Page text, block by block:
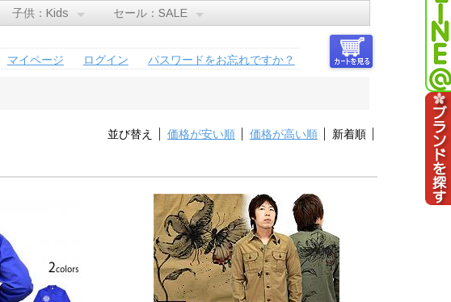
子供：Kids セール：SALE
マイページ ログイン パスワードをお忘れですか？
並び替え 価格が安い順 価格が高い順 新着順